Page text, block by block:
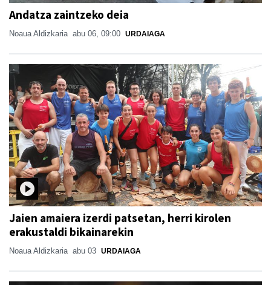
Andatza zaintzeko deia
Noaua Aldizkaria abu 06, 09:00 URDAIAGA
Jaien amaiera izerdi patsetan, herri kirolen
erakustaldi bikainarekin
Noaua Aldizkaria abu 03 URDAIAGA